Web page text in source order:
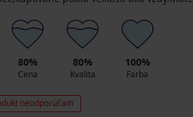
80%
Cena
80%
Kvalita
100%
Farba
neodporúčam